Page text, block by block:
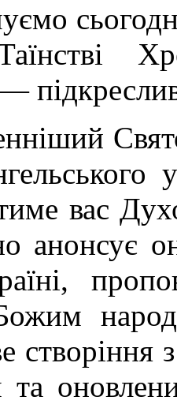
вас
анонсує
створіння
та